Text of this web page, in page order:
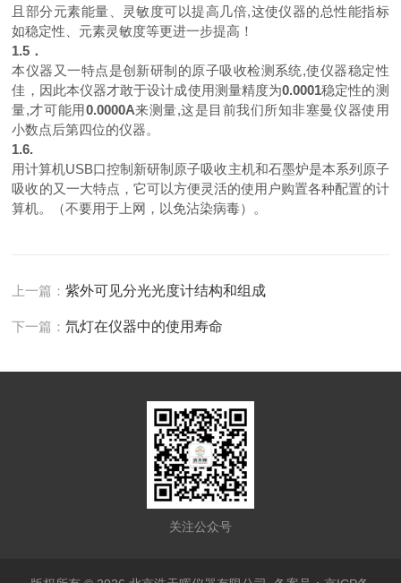
且部分元素能量、灵敏度可以提高几倍,这使仪器的总性能指标
如稳定性、元素灵敏度等更进一步提高！
1.5．
本仪器又一特点是创新研制的原子吸收检测系统,使仪器稳定性
佳，因此本仪器才敢于设计成使用测量精度为0.0001稳定性的测
量,才可能用0.0000A来测量,这是目前我们所知非塞曼仪器使用
小数点后第四位的仪器。
1.6.
用计算机USB口控制新研制原子吸收主机和石墨炉是本系列原子
吸收的又一大特点，它可以方便灵活的使用户购置各种配置的计
算机。（不要用于上网，以免沾染病毒）。
上一篇：紫外可见分光光度计结构和组成
下一篇：氘灯在仪器中的使用寿命
关注公众号